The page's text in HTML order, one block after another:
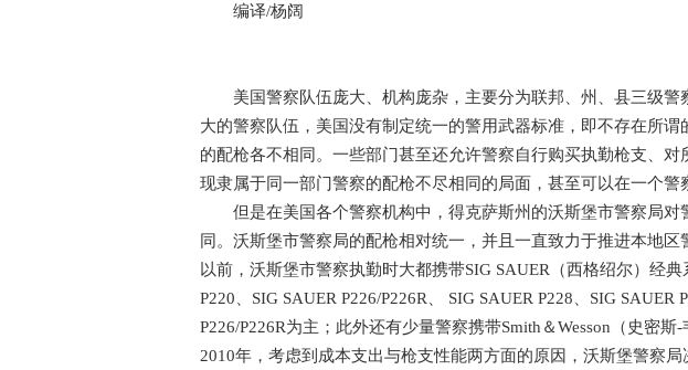
编译/杨阔
美国警察队伍庞大、机构庞杂，主要分为联邦、州、县三级警
大的警察队伍，美国没有制定统一的警用武器标准，即不存在所
的配枪各不相同。一些部门甚至还允许警察自行购买执勤枪支、对
现隶属于同一部门警察的配枪不尽相同的局面，甚至可以在一个警
但是在美国各个警察机构中，得克萨斯州的沃斯堡市警察局对
同。沃斯堡市警察局的配枪相对统一，并且一直致力于推进本地
以前，沃斯堡市警察执勤时大都携带SIG SAUER（西格绍尔）经典
P220、SIG SAUER P226/P226R、 SIG SAUER P228、SIG SAUER
P226/P226R为主；此外还有少量警察携带Smith＆Wesson（史密斯
2010年，考虑到成本支出与枪支性能两方面的原因，沃斯堡警察局